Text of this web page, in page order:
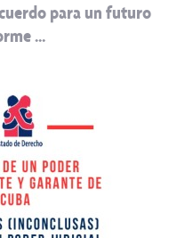
para un futuro
…